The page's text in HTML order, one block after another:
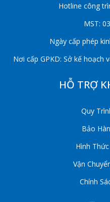
Hotline công
MST:
Ngày cấp phép
Nơi cấp GPKD: Sở kế hoạch
HỖ TRỢ
Quy
Bảo
Hình
Vận
Chính